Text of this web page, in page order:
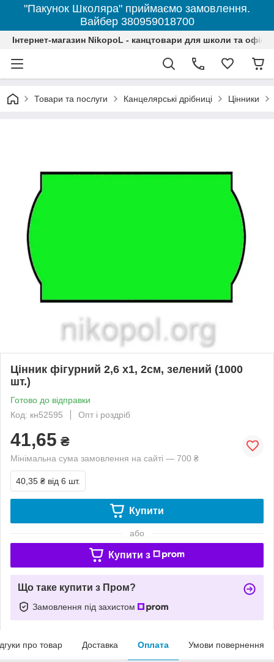
"Пакунок Школяра" приймаємо замовлення.
Вайбер 380959018700
Інтернет-магазин NikopoL - канцтовари для школи та офісу
Товари та послуги Канцелярські дрібниці Цінники
Цінник фігурний 2,6 х1, 2см, зелений (1000
шт.)
Готово до відправки
Код: кн52595
Опт і роздріб
41,65 ₴
Мінімальна сума замовлення на сайті — 700 ₴
40,35 ₴ від 6 шт.
Купити
або
Купити з
Що таке купити з Пром?
Замовлення під захистом
про товар Доставка Оплата Умови повернення